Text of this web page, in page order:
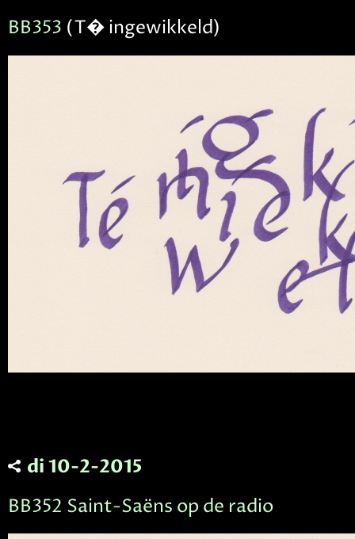
BB353 (T� ingewikkeld)
di 10-2-2015
BB352 Saint-Saëns op de radio